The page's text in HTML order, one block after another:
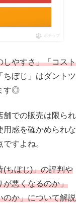
ポチップ
しやすさ」「コスト
ちぼじ」はダントツ
す◎
舗での販売は限られ
用感を確かめられな
ですよね。
(ちぼじ)」の評判や
が悪くなるのか」
のか」について解説